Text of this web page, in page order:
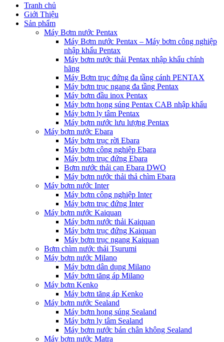
Tranh chủ
Giới Thiệu
Sản phẩm
Máy Bơm nước Pentax
Máy Bơm nước Pentax – Máy bơm công nghiệp
nhập khẩu Pentax
Máy bơm nước thải Pentax nhập khẩu chính
hãng
Máy Bơm trục đứng đa tầng cánh PENTAX
Máy bơm trục ngang đa tầng Pentax
Máy bơm đầu inox Pentax
Máy bơm họng súng Pentax CAB nhập khẩu
Máy bơm ly tâm Pentax
Máy bơm nước lưu lượng Pentax
Máy bơm nước Ebara
Máy bơm trục rời Ebara
Máy bơm công nghiệp Ebara
Máy bơm trục đứng Ebara
Bơm nước thải cạn Ebara DWO
Máy bơm nước thải thả chìm Ebara
Máy bơm nước Inter
Máy bơm công nghiệp Inter
Máy bơm trục đứng Inter
Máy bơm nước Kaiquan
Máy bơm nước thải Kaiquan
Máy bơm trục đứng Kaiquan
Máy bơm trục ngang Kaiquan
Bơm chìm nước thải Tsurumi
Máy bơm nước Milano
Máy bơm dân dụng Milano
Máy bơm tăng áp Milano
Máy bơm Kenko
Máy bơm tăng áp Kenko
Máy bơm nước Sealand
Máy bơm họng súng Sealand
Máy bơm ly tâm Sealand
Máy bơm nước bán chân không Sealand
Máy bơm nước Matra